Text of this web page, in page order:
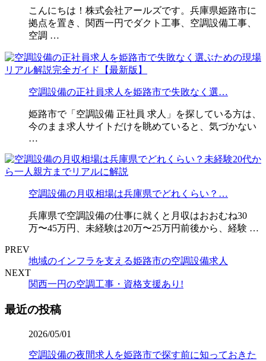
こんにちは！株式会社アールズです。兵庫県姫路市に
拠点を置き、関西一円でダクト工事、空調設備工事、
空調 …
空調設備の正社員求人を姫路市で失敗なく選…
姫路市で「空調設備 正社員 求人」を探している方は、
今のまま求人サイトだけを眺めていると、気づかない
…
空調設備の月収相場は兵庫県でどれくらい？…
兵庫県で空調設備の仕事に就くと月収はおおむね30
万〜45万円、未経験は20万〜25万円前後から、経験 …
PREV
地域のインフラを支える姫路市の空調設備求人
NEXT
関西一円の空調工事・資格支援あり!
最近の投稿
2026/05/01
空調設備の夜間求人を姫路市で探す前に知っておきた